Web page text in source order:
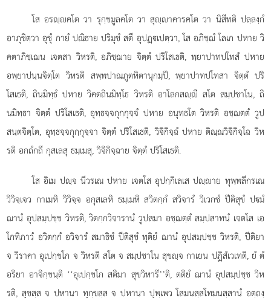
โส อรฺคโต วา รุกฺขมูลคโต วา สุฺาคารคโต วา นิสีทติ ปลฺลงฺกํ
อาภุชิตฺวา อุชุํ กายํ ปณิธาย ปริมุขํ สตึ อุปฏฺเปตฺวา, โส อภิชฺฌํ โลเก ปหาย วิ
คตาภิชฺเฌน เจตสา วิหรติ, อภิชฺฌาย จิตฺตํ ปริโสเธติ, พฺยาปาทปโทสํ ปหาย
อพฺยาปนฺนจิตฺโต วิหรติ สพฺพปาณภูตหิตานุกมฺปี, พฺยาปาทปโทสา จิตฺตํ ปริ
โสเธติ, ถินมิทฺธํ ปหาย วิคตถินมิทฺโธ วิหรติ อาโลกสฺี สโต สมฺปชาโน, ถิ
นมิทฺธา จิตฺตํ ปริโสเธติ, อุทฺธจฺจกุกฺกุจฺจํ ปหาย อนุทฺธโต วิหรติ อชฺฌตฺตํ วูป
สนฺตจิตฺโต, อุทฺธจฺจกุกฺกุจฺจา จิตฺตํ ปริโสเธติ, วิจิกิจฺฉํ ปหาย ติณฺณวิจิกิจฺโฉ วิห
รติ อกถํกถี กุสเลสุ ธมฺเมสุ, วิจิกิจฺฉาย จิตฺตํ ปริโสเธติ.
โส อิเม ปฺจ นีวรเณ ปหาย เจตโส อุปกฺกิเลเส ปฺาย ทุพฺพลีกรเณ
วิวิจฺเจว กาเมหิ วิวิจฺจ อกุสเลหิ ธมฺเมหิ สวิตกฺกํ สวิจารํ วิเวกชํ ปีติสุขํ ปมํ
ฌานํ อุปสมฺปชฺช วิหรติ, วิตกฺกวิจารานํ วูปสมา อชฺฌตฺตํ สมฺปสาทนํ เจตโส เอ
โกทิภาวํ อวิตกฺกํ อวิจารํ สมาธิชํ ปีติสุขํ ทุติยํ ฌานํ อุปสมฺปชฺช วิหรติ, ปีติยา
จ วิราคา อุเปกฺขโก จ วิหรติ สโต จ สมฺปชาโน สุขฺจ กาเยน ปฏิสํเวเทติ, ยํ ตํ
อริยา อาจิกฺขนฺติ ‘‘อุเปกฺขโก สติมา สุขวิหารี’’ติ, ตติยํ ฌานํ อุปสมฺปชฺช วิห
รติ, สุขสฺส จ ปหานา ทุกฺขสฺส จ ปหานา ปุพฺเพว โสมนสฺสโทมนสฺสานํ อตฺถงฺ